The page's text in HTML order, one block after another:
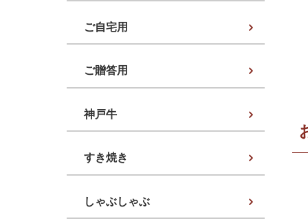
ご自宅用
ご贈答用
神戸牛
すき焼き
しゃぶしゃぶ